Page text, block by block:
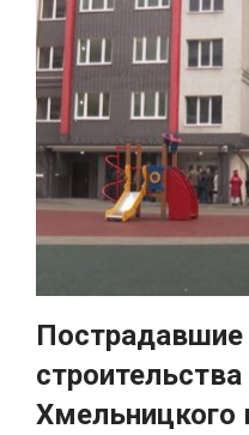
Пострадавшие
Хмельницкого